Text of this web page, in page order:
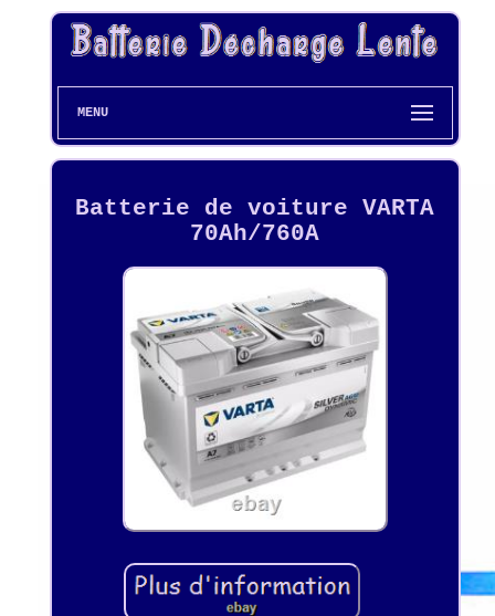
MENU
Batterie de voiture VARTA
70Ah/760A